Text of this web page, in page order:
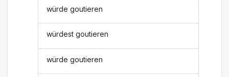
würde goutieren
würdest goutieren
würde goutieren